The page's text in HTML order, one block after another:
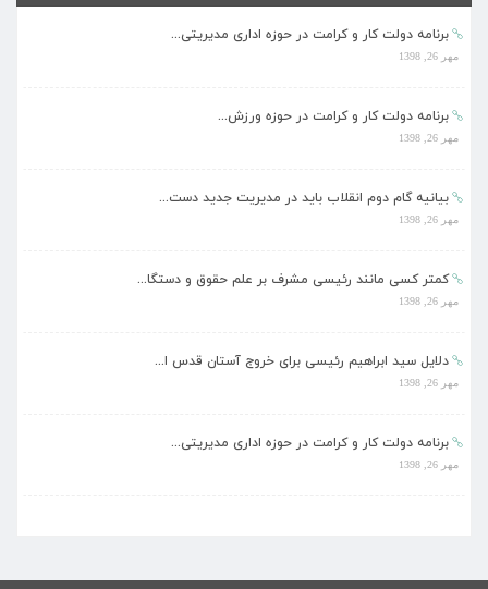
برنامه دولت کار و کرامت در حوزه اداری مدیریتی...
مهر 26, 1398
برنامه دولت کار و کرامت در حوزه ورزش...
مهر 26, 1398
بیانیه گام دوم انقلاب باید در مدیریت جدید دست...
مهر 26, 1398
کمتر کسی مانند رئیسی مشرف بر علم حقوق و دستگا...
مهر 26, 1398
دلایل سید ابراهیم رئیسی برای خروج آستان قدس ا...
مهر 26, 1398
برنامه دولت کار و کرامت در حوزه اداری مدیریتی...
مهر 26, 1398